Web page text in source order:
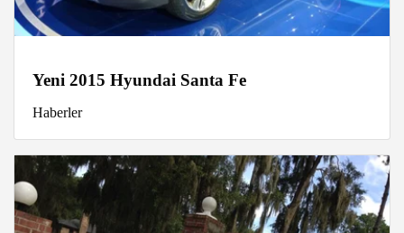
Yeni 2015 Hyundai Santa Fe
Haberler